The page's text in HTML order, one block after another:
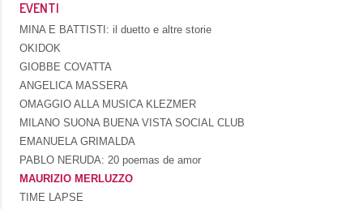
EVENTI
MINA E BATTISTI: il duetto e altre storie
OKIDOK
GIOBBE COVATTA
ANGELICA MASSERA
OMAGGIO ALLA MUSICA KLEZMER
MILANO SUONA BUENA VISTA SOCIAL CLUB
EMANUELA GRIMALDA
PABLO NERUDA: 20 poemas de amor
MAURIZIO MERLUZZO
TIME LAPSE